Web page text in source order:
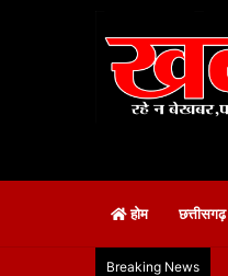
होम छत्तीसगढ़
Breaking News